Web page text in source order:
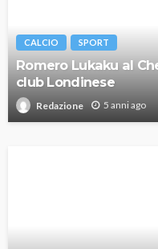
CALCIO SPORT
Romero Lukaku al
club Londinese
Redazione 5 anni ago